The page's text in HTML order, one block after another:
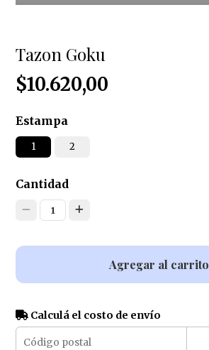
Tazon Goku
$10.620,00
Estampa
1 2
Cantidad
1
Agregar al carrito
Calculá el costo de envío